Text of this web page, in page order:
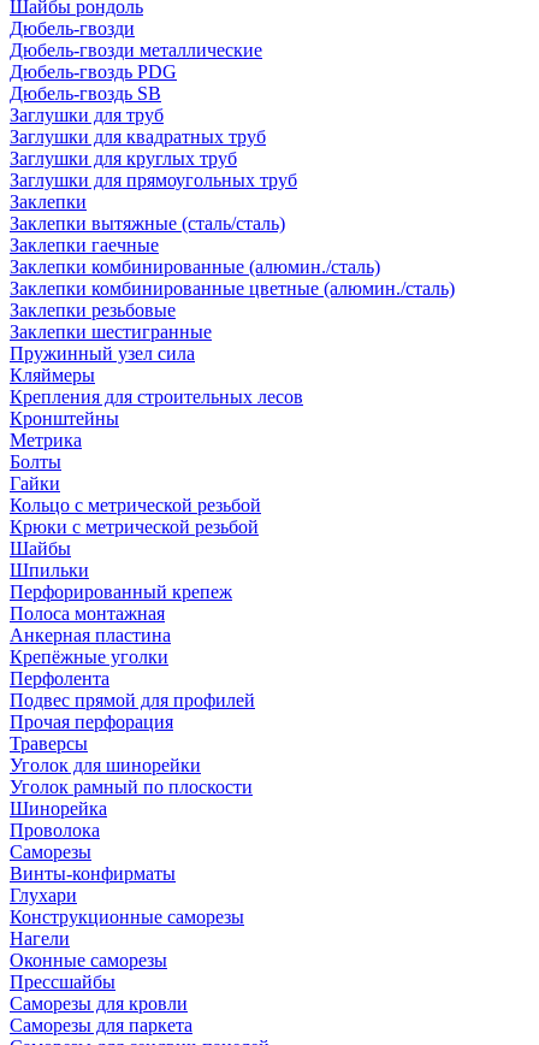
Шайбы рондоль
Дюбель-гвозди
Дюбель-гвозди металлические
Дюбель-гвоздь PDG
Дюбель-гвоздь SB
Заглушки для труб
Заглушки для квадратных труб
Заглушки для круглых труб
Заглушки для прямоугольных труб
Заклепки
Заклепки вытяжные (сталь/сталь)
Заклепки гаечные
Заклепки комбинированные (алюмин./сталь)
Заклепки комбинированные цветные (алюмин./сталь)
Заклепки резьбовые
Заклепки шестигранные
Пружинный узел сила
Кляймеры
Крепления для строительных лесов
Кронштейны
Метрика
Болты
Гайки
Кольцо с метрической резьбой
Крюки с метрической резьбой
Шайбы
Шпильки
Перфорированный крепеж
Полоса монтажная
Анкерная пластина
Крепёжные уголки
Перфолента
Подвес прямой для профилей
Прочая перфорация
Траверсы
Уголок для шинорейки
Уголок рамный по плоскости
Шинорейка
Проволока
Саморезы
Винты-конфирматы
Глухари
Конструкционные саморезы
Нагели
Оконные саморезы
Прессшайбы
Саморезы для кровли
Саморезы для паркета